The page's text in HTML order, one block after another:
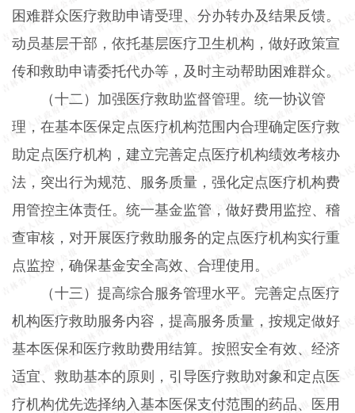
困难群众医疗救助申请受理、分办转办及结果反馈。
动员基层干部，依托基层医疗卫生机构，做好政策宣
传和救助申请委托代办等，及时主动帮助困难群众。
（十二）加强医疗救助监督管理。统一协议管
理，在基本医保定点医疗机构范围内合理确定医疗救
助定点医疗机构，建立完善定点医疗机构绩效考核办
法，突出行为规范、服务质量，强化定点医疗机构费
用管控主体责任。统一基金监管，做好费用监控、稽
查审核，对开展医疗救助服务的定点医疗机构实行重
点监控，确保基金安全高效、合理使用。
（十三）提高综合服务管理水平。完善定点医疗
机构医疗救助服务内容，提高服务质量，按规定做好
基本医保和医疗救助费用结算。按照安全有效、经济
适宜、救助基本的原则，引导医疗救助对象和定点医
疗机构优先选择纳入基本医保支付范围的药品、医用